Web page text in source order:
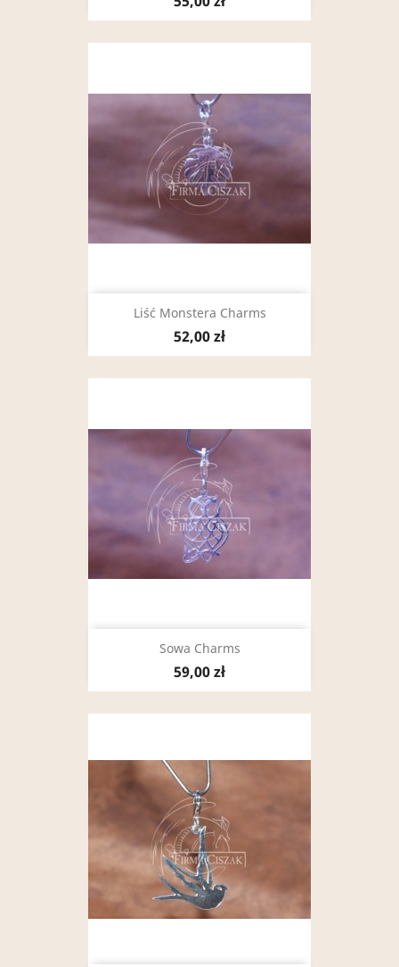
Liść Monstera Charms
52,00 zł
Sowa Charms
59,00 zł